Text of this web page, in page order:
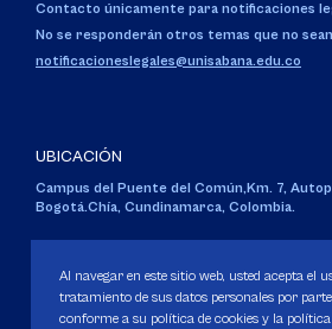
Contacto únicamente para notificaciones
No se responderán otros temas que no
notificacioneslegales@unisabana.edu.co
UBICACIÓN
Campus del Puente del Común,Km. 7,
Bogotá.Chía, Cundinamarca, Colombia.
Personería Jurídica:Resolución 130 del 14 de
Ministerio de Educación Nacional.
Al navegar en este sitio web, usted acepta el
tratamiento de sus datos personales por
conforme a su política de cookies y la